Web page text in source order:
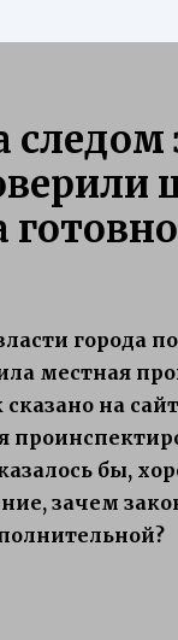
города
местная
сказано на
бы,
зачем